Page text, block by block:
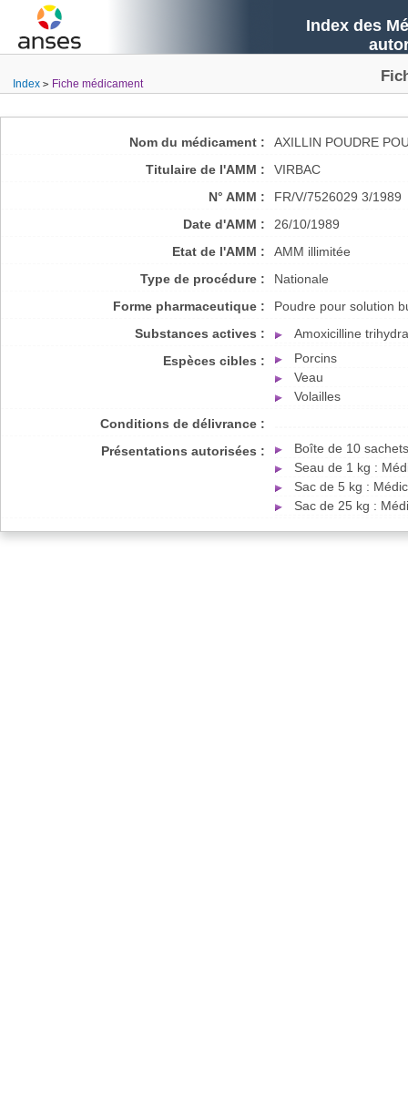
Index des
Index Fiche médicament
Nom du médicament :
AXILLIN POUDRE
Titulaire de l'AMM :
VIRBAC
N° AMM :
FR/V/7526029 3/1989
Date d'AMM :
26/10/1989
Etat de l'AMM :
AMM illimitée
Type de procédure :
Nationale
Forme pharmaceutique :
Poudre pour solution
Substances actives :
Amoxicilline
Espèces cibles :
Porcins
Veau
Volailles
Conditions de délivrance :
Présentations autorisées :
Boîte de 10
Seau de 1 kg :
Sac de 5 kg :
Sac de 25 kg :